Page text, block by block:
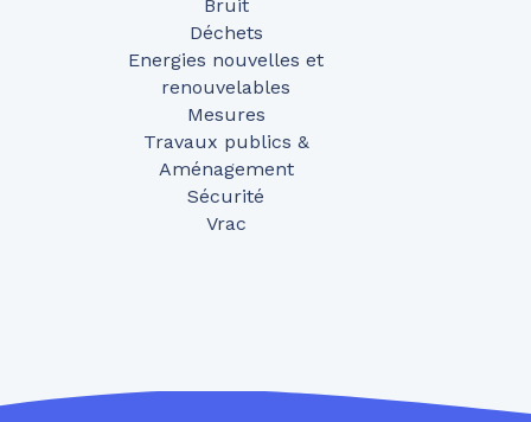
Bruit
Déchets
Energies nouvelles et
renouvelables
Mesures
Travaux publics &
Aménagement
Sécurité
Vrac